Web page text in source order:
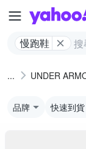
慢跑鞋
UNDER
品牌 快速到貨